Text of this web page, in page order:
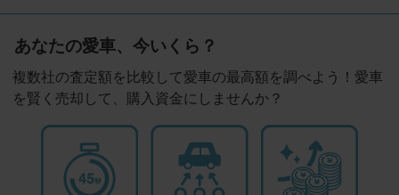
あなたの愛車、今いくら？
複数社の査定額を比較して愛車の最高額を調べよう！愛車
を賢く売却して、購入資金にしませんか？